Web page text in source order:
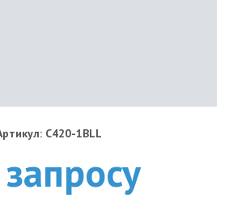
C420-1BLL